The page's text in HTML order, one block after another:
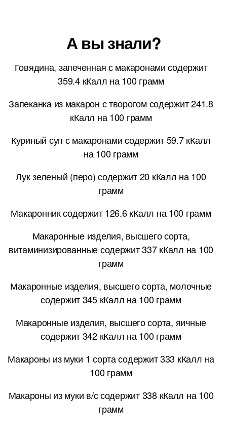
А вы знали?
Говядина, запеченная с макаронами содержит
359.4 кКалл на 100 грамм
Запеканка из макарон с творогом содержит 241.8
кКалл на 100 грамм
Куриный суп с макаронами содержит 59.7 кКалл
на 100 грамм
Лук зеленый (перо) содержит 20 кКалл на 100
грамм
Макаронник содержит 126.6 кКалл на 100 грамм
Макаронные изделия, высшего сорта,
витаминизированные содержит 337 кКалл на 100
грамм
Макаронные изделия, высшего сорта, молочные
содержит 345 кКалл на 100 грамм
Макаронные изделия, высшего сорта, яичные
содержит 342 кКалл на 100 грамм
Макароны из муки 1 сорта содержит 333 кКалл на
100 грамм
Макароны из муки в/с содержит 338 кКалл на 100
грамм